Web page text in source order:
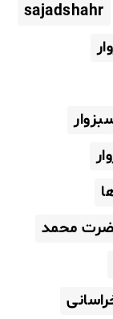
sajadshahr
محمد